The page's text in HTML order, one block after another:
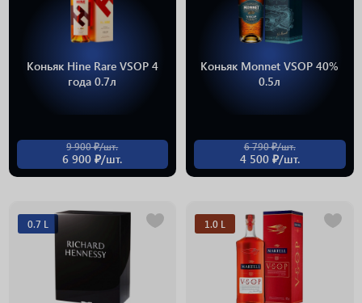
Коньяк Hine Rare VSOP 4
года 0.7л
9 900 ₽/шт.
6 900 ₽/шт.
Коньяк Monnet VSOP 40%
0.5л
6 790 ₽/шт.
4 500 ₽/шт.
0.7 L 1.0 L